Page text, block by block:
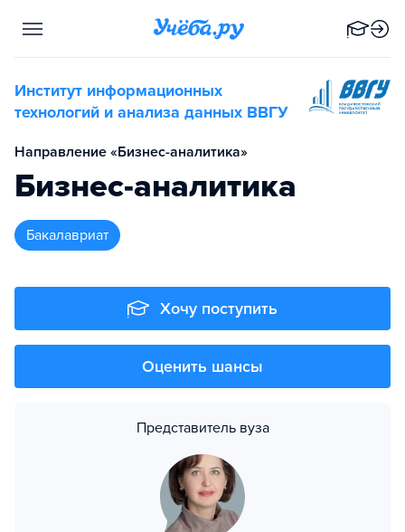
Институт информационных
технологий и анализа данных ВВГУ
Направление «Бизнес-аналитика»
Бизнес-аналитика
бакалавриат
Хочу поступить
Оценить шансы
Представитель вуза